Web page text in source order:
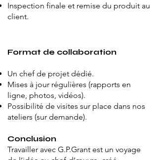
Inspection finale et remise du produit au
client.
Format de collaboration
Un chef de projet dédié.
Mises à jour régulières (rapports en
ligne, photos, vidéos).
Possibilité de visites sur place dans nos
ateliers (sur demande).
Conclusion
Travailler avec G.P.Grant est un voyage